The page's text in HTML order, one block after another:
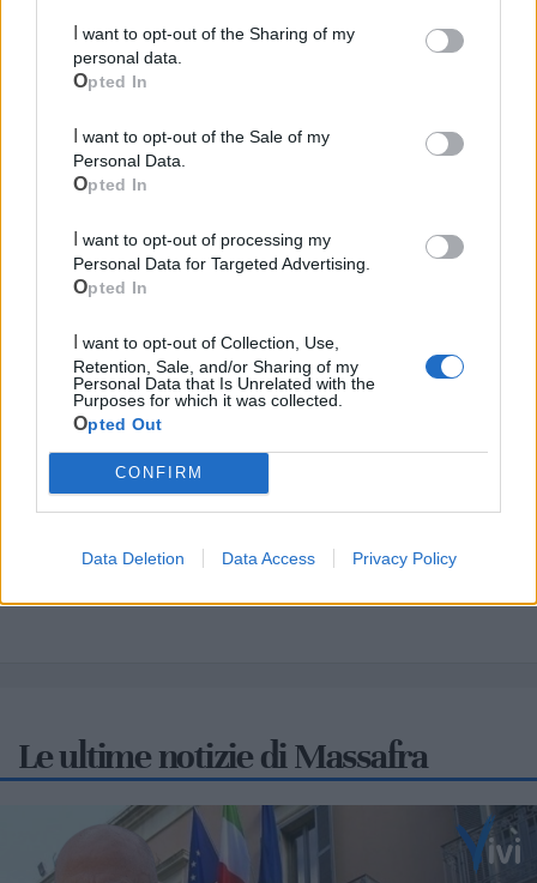
personal data.
Opted In
Personal Data.
Opted In
Personal Data for Targeted Advertising.
Opted In
Retention, Sale, and/or Sharing of my
Personal Data that Is Unrelated with the
Purposes for which it was collected.
Opted Out
CONFIRM
Data Deletion Data Access Privacy Policy
Mondo CIA
Cia Agricoltori Italiani | Puglia - Area Due
Mari
Le ultime notizie di Massafra